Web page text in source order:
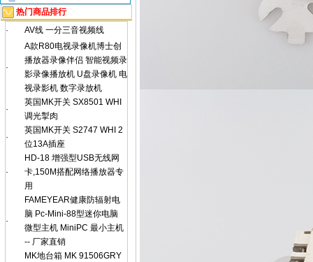
热门商品排行
·
AV线 一分三音视频线
·
A款R80电视录像机博士创
播放器录像伴侣 智能视频录
影录像播放机 U盘录像机 电
视录影机 数字录放机
·
英国MK开关 SX8501 WHI
调光掣肉
·
英国MK开关 S2747 WHI 2
位13A插座
·
HD-18 增强型USB无线网
卡,150M搭配网络播放器专
用
·
FAMEYEAR健康防辐射电
脑 Pc-Mini-88型迷你电脑
微型主机 MiniPC 最小主机
-- 厂家直销
MK地台箱 MK 91506GRY